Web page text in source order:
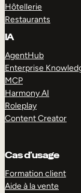
Hôtellerie
Restaurants
IA
AgentHub
Enterprise
MCP
Harmony AI
Roleplay
Content Creator
Cas d’usage
Formation client
Aide à la vente